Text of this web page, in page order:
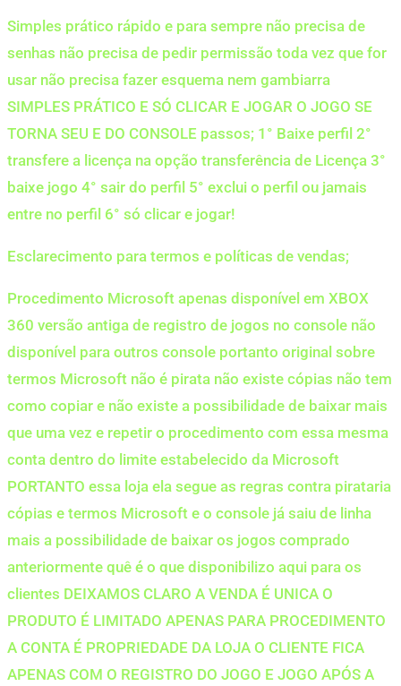
Simples prático rápido e para sempre não precisa de
senhas não precisa de pedir permissão toda vez que for
usar não precisa fazer esquema nem gambiarra
SIMPLES PRÁTICO E SÓ CLICAR E JOGAR O JOGO SE
TORNA SEU E DO CONSOLE passos; 1° Baixe perfil 2°
transfere a licença na opção transferência de Licença 3°
baixe jogo 4° sair do perfil 5° exclui o perfil ou jamais
entre no perfil 6° só clicar e jogar!
Esclarecimento para termos e políticas de vendas;
Procedimento Microsoft apenas disponível em XBOX
360 versão antiga de registro de jogos no console não
disponível para outros console portanto original sobre
termos Microsoft não é pirata não existe cópias não tem
como copiar e não existe a possibilidade de baixar mais
que uma vez e repetir o procedimento com essa mesma
conta dentro do limite estabelecido da Microsoft
PORTANTO essa loja ela segue as regras contra pirataria
cópias e termos Microsoft e o console já saiu de linha
mais a possibilidade de baixar os jogos comprado
anteriormente quê é o que disponibilizo aqui para os
clientes DEIXAMOS CLARO A VENDA É UNICA O
PRODUTO É LIMITADO APENAS PARA PROCEDIMENTO
A CONTA É PROPRIEDADE DA LOJA O CLIENTE FICA
APENAS COM O REGISTRO DO JOGO E JOGO APÓS A